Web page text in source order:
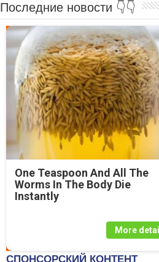
Последние новости 👇👇
One Teaspoon And All The
Worms In The Body Die
Instantly
More